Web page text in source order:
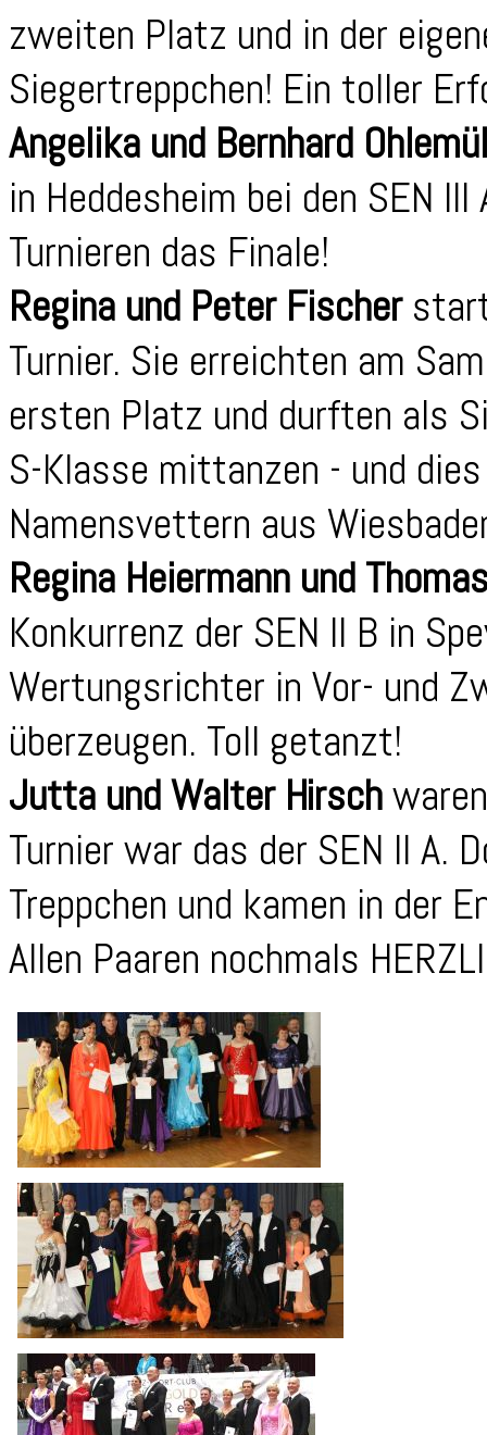
zweiten Platz und in der
Siegertreppchen! Ein toller
Angelika und Bernhard
in Heddesheim bei den SEN
Turnieren das Finale!
Regina und Peter Fischer
Turnier. Sie erreichten am
ersten Platz und durften als
S-Klasse mittanzen - und
Namensvettern aus
Regina Heiermann und
Konkurrenz der SEN II B in
Wertungsrichter in Vor- und
überzeugen. Toll getanzt!
Jutta und Walter Hirsch
Turnier war das der SEN II A.
Treppchen und kamen in der
Allen Paaren nochmals